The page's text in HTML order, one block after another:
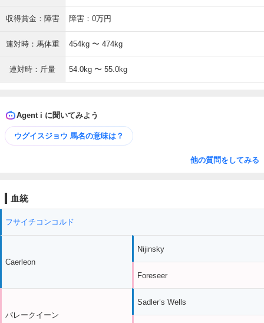
収得賞金：障害 障害：0万円
連対時：馬体重 454kg 〜 474kg
連対時：斤量 54.0kg 〜 55.0kg
Agent i に聞いてみよう
ウグイスジョウ 馬名の意味は？
他の質問をしてみる
血統
フサイチコンコルド
Caerleon
バレークイーン
Nijinsky
Foreseer
Sadler’s Wells